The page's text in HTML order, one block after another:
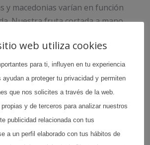
y macedonias varían en función
Nuestra fruta cortada a mano,
de maduración, nos asegura
– Ingredientes frescos,
Frescura, color, sabor y
premisas que seguimos para
de calidad.
– Toda una gama de
donde puedes encontrar
web utiliza cookies
para ti, influyen en tu experiencia
ayudan a proteger tu privacidad y permiten
que nos solicites a través de la web.
y de terceros para analizar nuestros
publicidad relacionada con tus
a un perfil elaborado con tus hábitos de